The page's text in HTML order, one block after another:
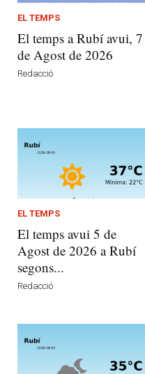
EL TEMPS
El temps a Rubí avui, 7
de Agost de 2026
Redacció
EL TEMPS
El temps avui 5 de
Agost de 2026 a Rubí
segons...
Redacció